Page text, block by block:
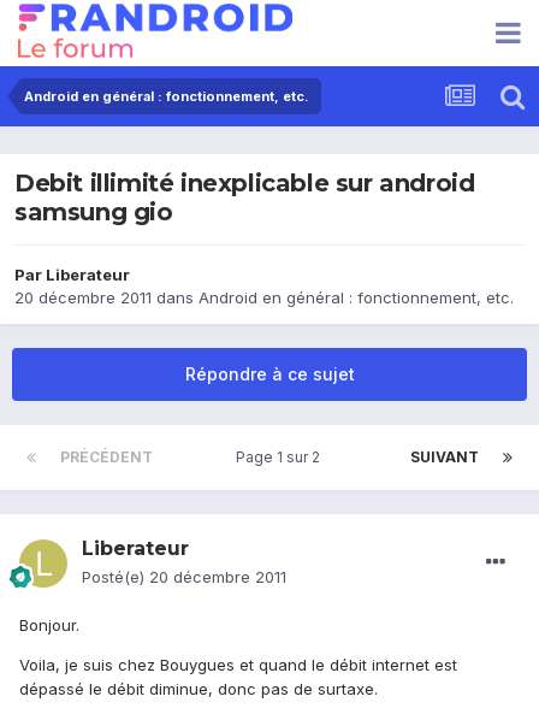
Android en général : fonctionnement, etc.
Debit illimité inexplicable sur android
samsung gio
Par Liberateur
20 décembre 2011 dans Android en général : fonctionnement, etc.
Répondre à ce sujet
PRÉCÉDENT SUIVANT
Page 1 sur 2
Liberateur
Posté(e) 20 décembre 2011
Bonjour.
Voila, je suis chez Bouygues et quand le débit internet est
dépassé le débit diminue, donc pas de surtaxe.